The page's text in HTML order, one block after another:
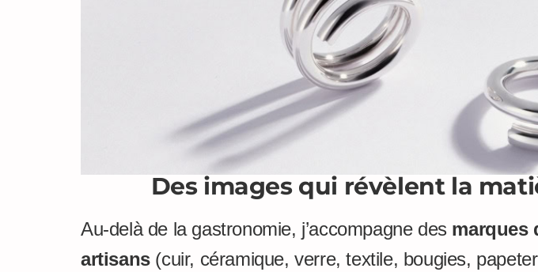
Des images qui révèlent la
Au-delà de la gastronomie, j’accompagne des marques
artisans(cuir, céramique, verre, textile, bougies,